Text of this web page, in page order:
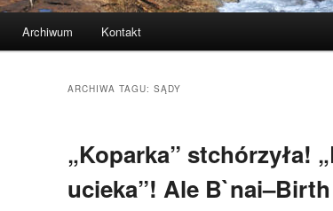
Archiwum Kontakt
ARCHIWA TAGU: SĄDY
„Koparka” stchórzyła!
ucieka”! Ale